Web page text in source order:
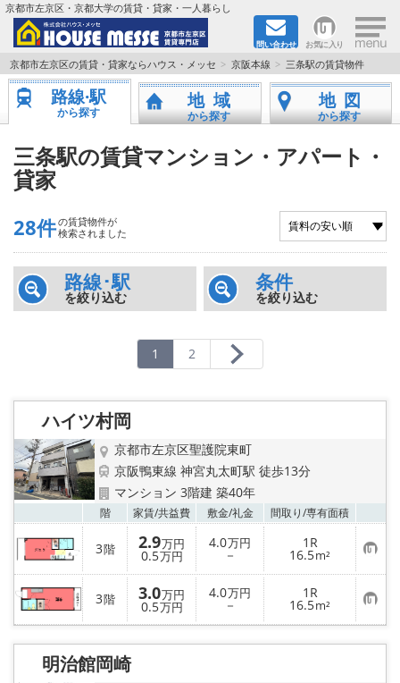
京都市左京区・京都大学の賃貸・貸家・一人暮らし
問い合わせ お気に入り ×
TOPページ
地図から検索
地域から検索
京都大学＆京都芸術大学生さんに
書類DL & 入居者さまへ
家族で住むならマンション？賃家？
ペット相談OKの賃貸！
特選物件
ハウスメーカー施工特集！
路線·駅から探す
IT重説について
スタッフ紹介
賃貸管理の北白川店
店舗情報·アクセス
京都市左京区の賃貸・貸家ならハウス・メッセ 京阪本線 三条駅の賃貸物件
路線·駅
から探す
地域
から探す
地図
から探す
三条駅の賃貸マンション・アパート・
貸家
28件の賃貸物件が
検索されました
路線･駅
を絞り込む
条件
を絞り込む
1 2
ハイツ村岡
京都市左京区聖護院東町
京阪鴨東線 神宮丸太町駅 徒歩13分
マンション 3階建 築40年
階 家賃/共益費 敷金/礼金 間取り/専有面積
3階 2.9万円
0.5万円
4.0万円
－
1R
16.5m² お
気
に
入
り
登
録
3階 3.0万円
0.5万円
4.0万円
－
1R
16.5m² お
気
に
入
明治館岡崎